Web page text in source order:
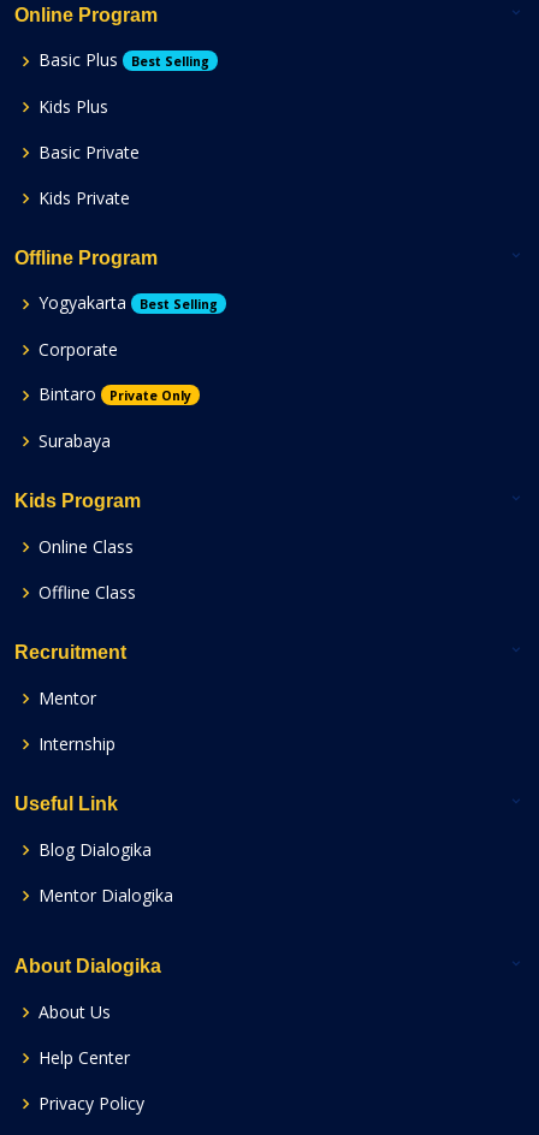
Online Program
Basic Plus Best Selling
Kids Plus
Basic Private
Kids Private
Offline Program
Yogyakarta Best Selling
Corporate
Bintaro
Private Only
Surabaya
Kids Program
Online Class
Offline Class
Recruitment
Mentor
Internship
Useful Link
Blog Dialogika
Mentor Dialogika
About Dialogika
About Us
Help Center
Privacy Policy